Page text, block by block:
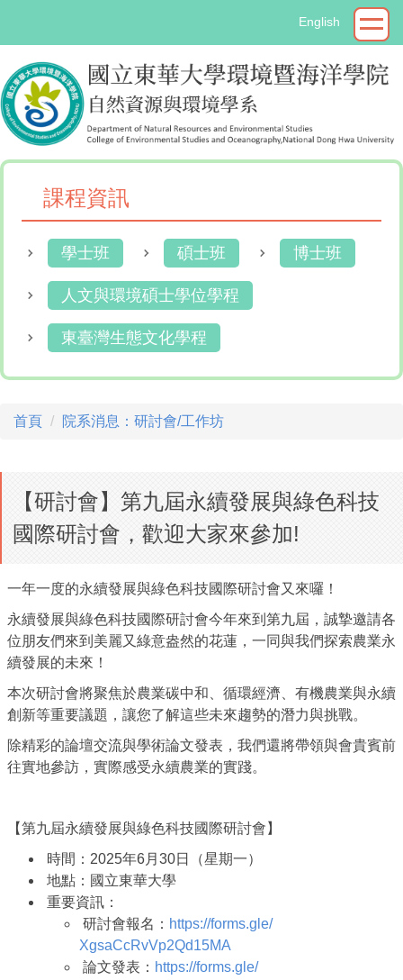
要
內
容
區
English
課程資訊
學士班 碩士班 博士班
人文與環境碩士學位學程
東臺灣生態文化學程
首頁 院系消息：研討會/工作坊
【研討會】第九屆永續發展與綠色科技
國際研討會，歡迎大家來參加!
一年一度的永續發展與綠色科技國際研討會又來囉！
永續發展與綠色科技國際研討會今年來到第九屆， 誠摯邀請各
位朋友們來到美麗又綠意盎然的花蓮， 一同與我們探索農業永
續發展的未來！
本次研討會將聚焦於農業碳中和、循環經濟、 有機農業與永續
創新等重要議題， 讓您了解這些未來趨勢的潛力與挑戰。
除精彩的論壇交流與學術論文發表， 我們還將帶領與會貴賓前
往實地參訪，實際感受永續農業的實踐。
【第九屆永續發展與綠色科技國際研討會】
時間：2025年6月30日（星期一）
地點：國立東華大學
重要資訊：
研討會報名： https://forms.gle/
XgsaCcRvVp2Qd15MA
論文發表： https://forms.gle/